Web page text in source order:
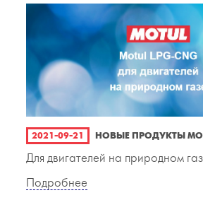
2021-09-21 НОВЫЕ ПРОДУКТЫ
Для двигателей на природном
Подробнее